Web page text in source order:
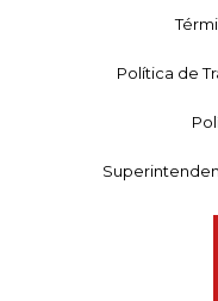
Política de